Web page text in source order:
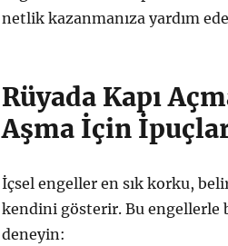
netlik kazanmanıza yardım
Rüyada Kapı
Aşma İçin
İçsel engeller en sık korku,
kendini gösterir. Bu engellerle
deneyin: